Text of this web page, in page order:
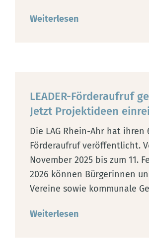
Weiterlesen
LEADER-Förderaufruf
Jetzt Projektideen
Die LAG Rhein-Ahr hat ihren
Förderaufruf veröffentlicht.
November 2025 bis zum 11.
2026 können Bürgerinnen
Vereine sowie kommunale
Weiterlesen